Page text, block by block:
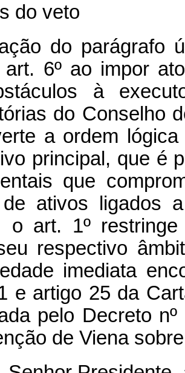
do veto
do parágrafo
6º ao impor
à
do Conselho
a ordem
principal, que é
que
de ativos ligados
o art. 1º
respectivo
imediata
e artigo 25 da
pelo Decreto
de Viena